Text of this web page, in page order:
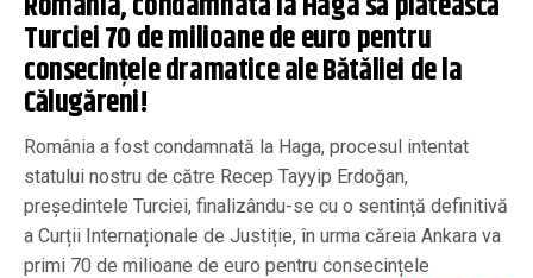
Turciei 70 de milioane de euro pentru
consecințele dramatice ale Bătăliei de la
Călugăreni!
România a fost condamnată la Haga, procesul intentat
statului nostru de către Recep Tayyip Erdoğan,
președintele Turciei, finalizându-se cu o sentință definitivă
a Curții Internaționale de Justiție, în urma căreia Ankara va
primi 70 de milioane de euro pentru consecințele